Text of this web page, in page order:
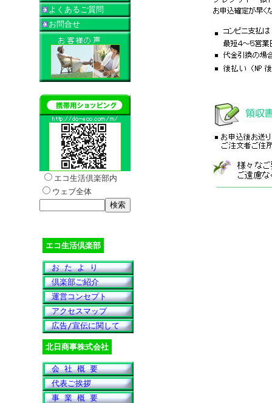
よくあるご質問
お問合せ
エコ生活倶楽部内
ウェブ全体
エコ生活倶楽部
お た よ り
倶楽部ご紹介
運営コンセプト
アクセスマップ
広告/宣伝に関して
北日商事株式会社
会 社 概 要
代表ご挨拶
事 業 概 要